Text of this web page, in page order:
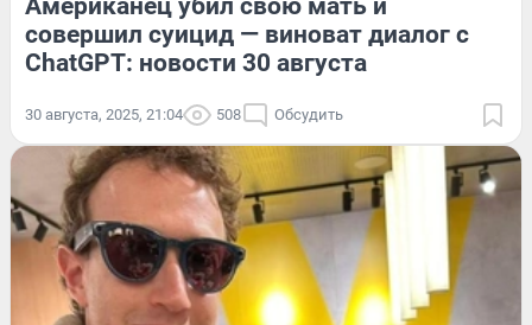
Американец убил свою мать и
совершил суицид — виноват диалог с
ChatGPT: новости 30 августа
30 августа, 2025, 21:04 508 Обсудить